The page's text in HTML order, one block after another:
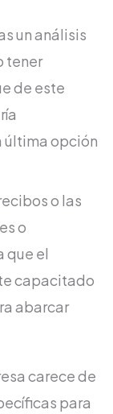
un análisis
tener
de este
última opción
o las
o
que el
capacitado
abarcar
carece de
para